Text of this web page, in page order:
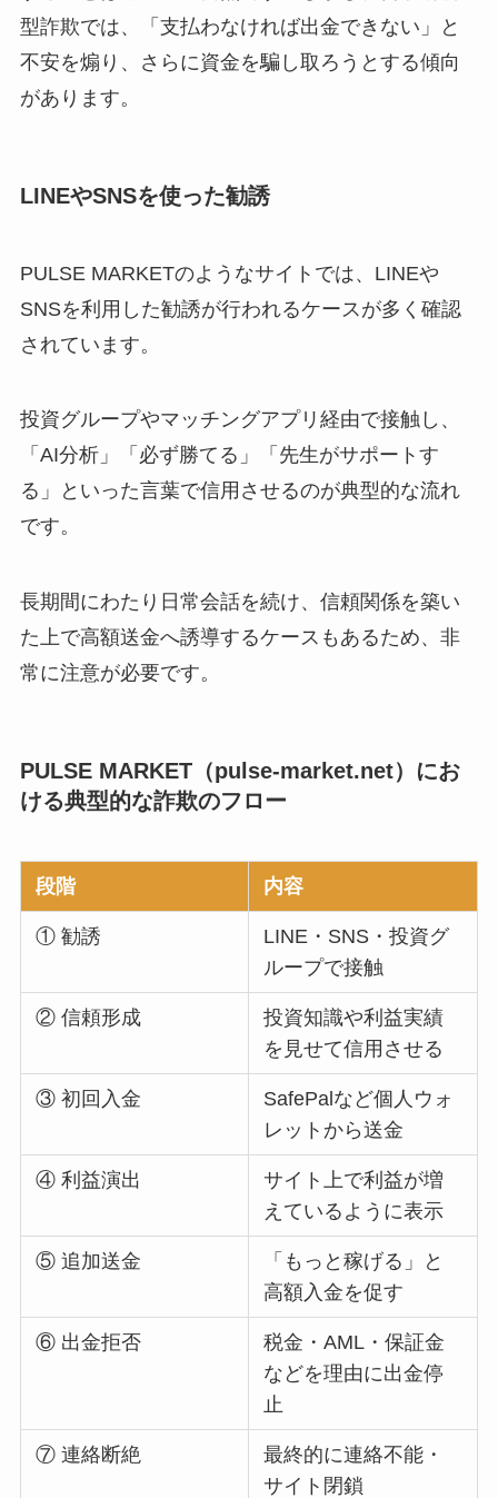
型詐欺では、「支払わなければ出金できない」と
不安を煽り、さらに資金を騙し取ろうとする傾向
があります。
LINEやSNSを使った勧誘
PULSE MARKETのようなサイトでは、LINEや
SNSを利用した勧誘が行われるケースが多く確認
されています。
投資グループやマッチングアプリ経由で接触し、
「AI分析」「必ず勝てる」「先生がサポートす
る」といった言葉で信用させるのが典型的な流れ
です。
長期間にわたり日常会話を続け、信頼関係を築い
た上で高額送金へ誘導するケースもあるため、非
常に注意が必要です。
PULSE MARKET（pulse-market.net）にお
ける典型的な詐欺のフロー
段階 内容
① 勧誘
LINE・SNS・投資グ
ループで接触
② 信頼形成
投資知識や利益実績
を見せて信用させる
③ 初回入金
SafePalなど個人ウォ
レットから送金
④ 利益演出
サイト上で利益が増
えているように表示
⑤ 追加送金
「もっと稼げる」と
高額入金を促す
⑥ 出金拒否
税金・AML・保証金
などを理由に出金停
止
⑦ 連絡断絶
最終的に連絡不能・
サイト閉鎖